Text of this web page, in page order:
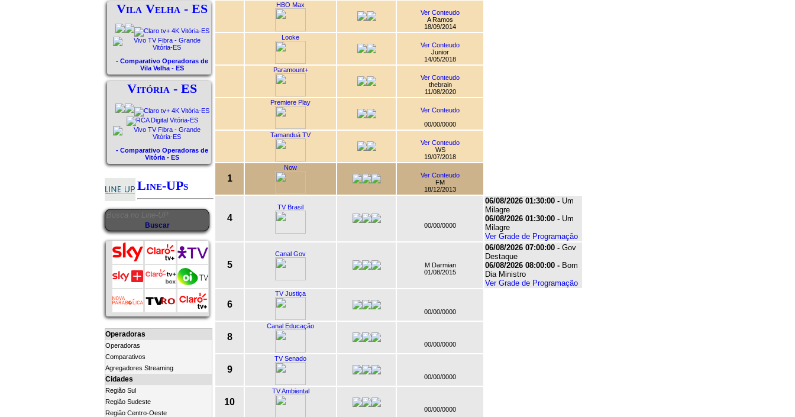
Vila Velha - ES
- Comparativo Operadoras de
Vila Velha - ES
Vitória - ES
- Comparativo Operadoras de
Vitória - ES
Line-UPs
Operadoras
Operadoras
Comparativos
Agregadores Streaming
Cidades
Região Sul
Região Sudeste
Região Centro-Oeste
HBO Max
Ver Conteudo
A Ramos
18/09/2014
Looke
Ver Conteudo
Junior
14/05/2018
Paramount+
Ver Conteudo
thebrain
11/08/2020
Premiere Play
Ver Conteudo
00/00/0000
Tamanduá TV
Ver Conteudo
WS
19/07/2018
1
Now
Ver Conteudo
FM
18/12/2013
4
TV Brasil
00/00/0000
06/08/2026 01:30:00 - Um
Milagre
06/08/2026 01:30:00 - Um
Milagre
Ver Grade de Programação
5
Canal Gov
M Darmian
01/08/2015
06/08/2026 07:00:00 - Gov
Destaque
06/08/2026 08:00:00 - Bom
Dia Ministro
Ver Grade de Programação
6
TV Justiça
00/00/0000
8
Canal Educação
00/00/0000
9
TV Senado
00/00/0000
10
TV Ambiental
00/00/0000